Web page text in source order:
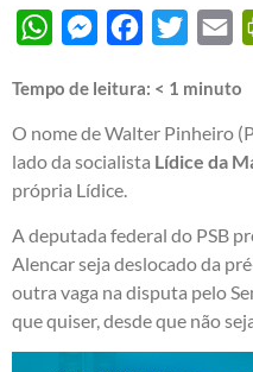
WhatsAppMessengerFacebook
Twitter
Tempo de leitura: < 1 minuto
O nome de Walter Pinheiro
lado da socialista Lídice da
própria Lídice.
A deputada federal do PSB
Alencar seja deslocado da
outra vaga na disputa pelo
que quiser, desde que não